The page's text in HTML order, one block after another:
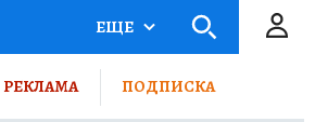
ЕЩЕ
РЕКЛАМА ПОДПИСКА